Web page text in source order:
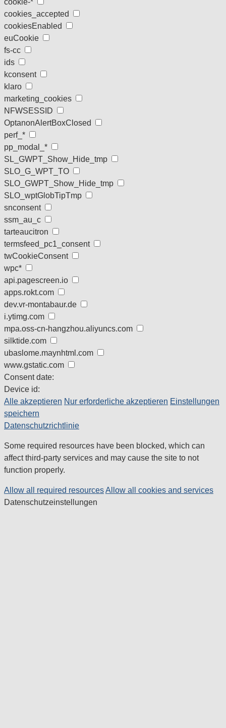
cookie-*
cookies_accepted
cookiesEnabled
euCookie
fs-cc
ids
kconsent
klaro
marketing_cookies
NFWSESSID
OptanonAlertBoxClosed
perf_*
pp_modal_*
SL_GWPT_Show_Hide_tmp
SLO_G_WPT_TO
SLO_GWPT_Show_Hide_tmp
SLO_wptGlobTipTmp
snconsent
ssm_au_c
tarteaucitron
termsfeed_pc1_consent
twCookieConsent
wpc*
api.pagescreen.io
apps.rokt.com
dev.vr-montabaur.de
i.ytimg.com
mpa.oss-cn-hangzhou.aliyuncs.com
silktide.com
ubaslome.maynhtml.com
www.gstatic.com
Consent date:
Device id:
Alle akzeptieren Nur erforderliche akzeptieren Einstellungen
speichern
Datenschutzrichtlinie
Some required resources have been blocked, which can
affect third-party services and may cause the site to not
function properly.
Allow all required resourcesAllow all cookies and services
Datenschutzeinstellungen